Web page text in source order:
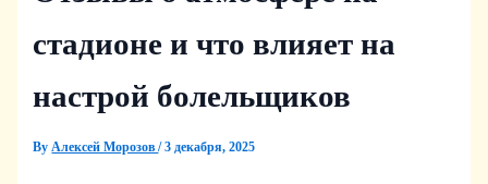
стадионе и что влияет на
настрой болельщиков
ByАлексей Морозов/3 декабря, 2025